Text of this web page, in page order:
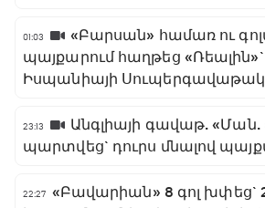
01:03
«Բարսան» համառ ու
պայքարում հաղթեց
Իսպանիայի
23:13
Անգլիայի գավաթ. «Ման.
պարտվեց` դուրս մնալով
22:27 «Բավարիան» 8 գոլ խփեց`